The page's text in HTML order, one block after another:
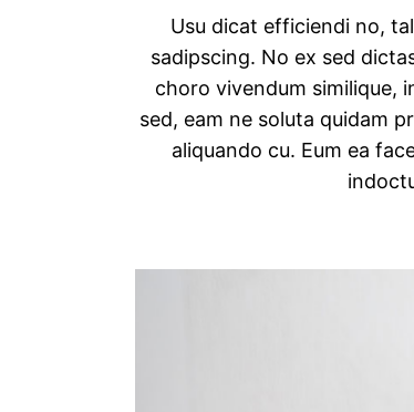
Usu dicat efficiendi no,
sadipscing. No ex sed
choro vivendum similique,
sed, eam ne soluta quidam
aliquando cu. Eum ea